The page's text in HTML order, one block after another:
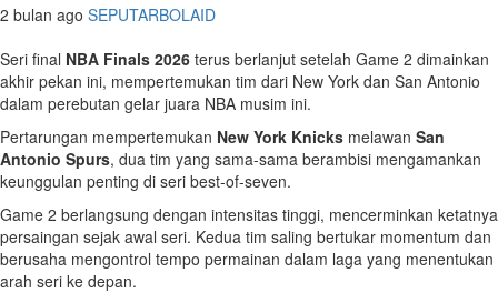
2 bulan ago SEPUTARBOLAID
Seri final NBA Finals 2026 terus berlanjut setelah Game 2 dimainkan
akhir pekan ini, mempertemukan tim dari New York dan San Antonio
dalam perebutan gelar juara NBA musim ini.
Pertarungan mempertemukan New York Knicks melawan San
Antonio Spurs, dua tim yang sama-sama berambisi mengamankan
keunggulan penting di seri best-of-seven.
Game 2 berlangsung dengan intensitas tinggi, mencerminkan ketatnya
persaingan sejak awal seri. Kedua tim saling bertukar momentum dan
berusaha mengontrol tempo permainan dalam laga yang menentukan
arah seri ke depan.